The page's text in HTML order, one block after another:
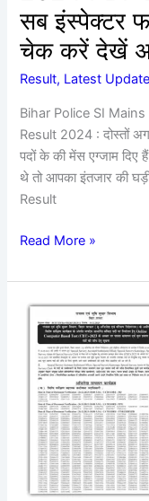
सब इंस्पेक्टर
चेक करें देखें
Result, Latest Update
Bihar Police SI
Result 2024 : दोस्तों
पदों के की मेंस एग्जाम
थे तो आपका इंतजार की
Result
फाइनल
रिजल्ट
जारी
जल्दी
करें
देखें
अपना
नाम
Read More »
Bihar
Amin
Result
2023
Direct
Check
Download
Link